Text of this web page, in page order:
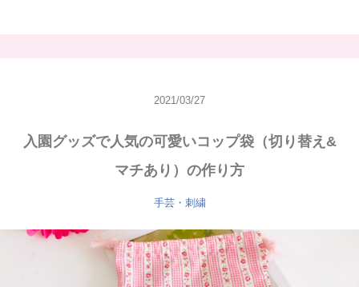
2021/03/27
入園グッズで人気の可愛いコップ袋（切り替え&
マチあり）の作り方
手芸・刺繍